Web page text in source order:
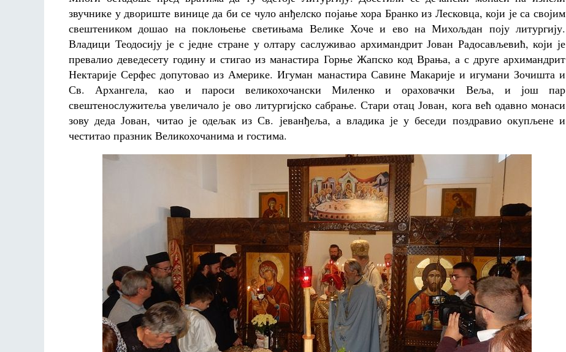
звучнике у двориште винице да би се чуло анђелско појање хора Бранко из Лесковца, који је са својим
свештеником дошао на поклоњење светињама Велике Хоче и ево на Михољдан поју литургију.
Владици Теодосију је с једне стране у олтару саслуживао архимандрит Јован Радосављевић, који је
превалио деведесету годину и стигао из манастира Горње Жапско код Врања, а с друге архимандрит
Нектарије Серфес допутовао из Америке. Игуман манастира Савине Макарије и игумани Зочишта и
Св. Архангела, као и пароси великохочански Миленко и ораховачки Веља, и још пар
свештенослужитеља увеличало је ово литургијско сабрање. Стари отац Јован, кога већ одавно монаси
зову деда Јован, читао је одељак из Св. јеванђеља, а владика је у беседи поздравио окупљене и
честитао празник Великохочанима и гостима.